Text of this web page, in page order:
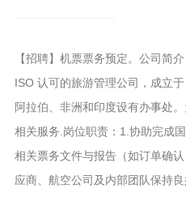
【招聘】机票票务预定。公司简
ISO 认可的旅游管理公司，成立
阿拉伯、非洲和印度设有办事处
相关服务.岗位职责：1.协助完成
相关票务文件与报告（如订单确
应商、航空公司及内部团队保持